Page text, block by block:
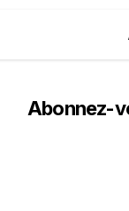
Abonnez-